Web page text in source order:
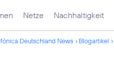
Netze Nachhaltigkeit
Deutschland News Blogartikel